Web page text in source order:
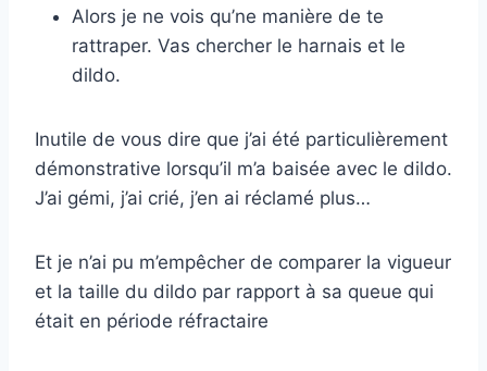
Alors je ne vois qu’ne manière de te
rattraper. Vas chercher le harnais et le
dildo.
Inutile de vous dire que j’ai été particulièrement
démonstrative lorsqu’il m’a baisée avec le dildo.
J’ai gémi, j’ai crié, j’en ai réclamé plus…
Et je n’ai pu m’empêcher de comparer la vigueur
et la taille du dildo par rapport à sa queue qui
était en période réfractaire